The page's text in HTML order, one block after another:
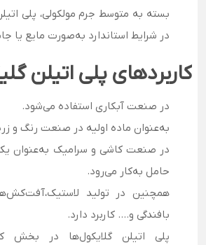
بسته به متوسط جرم مولکولی، پلی
در شرایط استاندارد به‌صورت مایع یا
کاربردهای پلی اتیلن
در صنعت آبکاری استفاده می‌شود.
به‌عنوان ماده اولیه در صنعت رنگ و
در صنعت کاشی و سرامیک به‌عنوان یک
حامل به‌کار می‌رود.
همچنین در تولید
بافندگی و…. کاربرد دارد.
پلی اتیلن گلایکول‌ها در بخش